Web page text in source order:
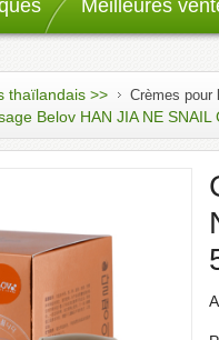
Meilleures
thaïlandais >> Crèmes pour
Belov HAN JIA NE SNAIL